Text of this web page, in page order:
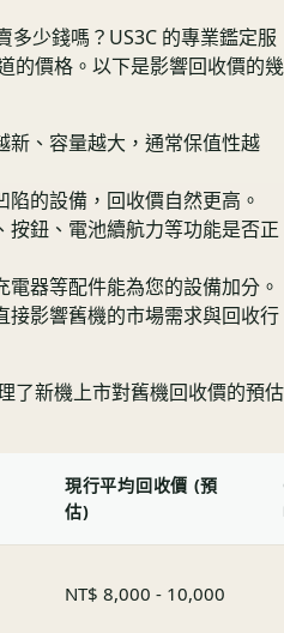
少錢嗎？US3C 的專業鑑定服
的價格。以下是影響回收價的幾
新、容量越大，通常保值性越
陷的設備，回收價自然更高。
按鈕、電池續航力等功能是否正
電器等配件能為您的設備加分。
接影響舊機的市場需求與回收行
了新機上市對舊機回收價的預估
現行平均回收價 (預
估)
NT$ 8,000 - 10,000